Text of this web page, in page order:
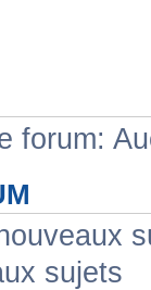
forum:
sujets